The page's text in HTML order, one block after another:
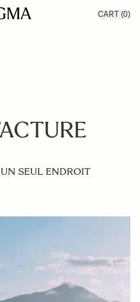
CART (0)
SEUL ENDROIT